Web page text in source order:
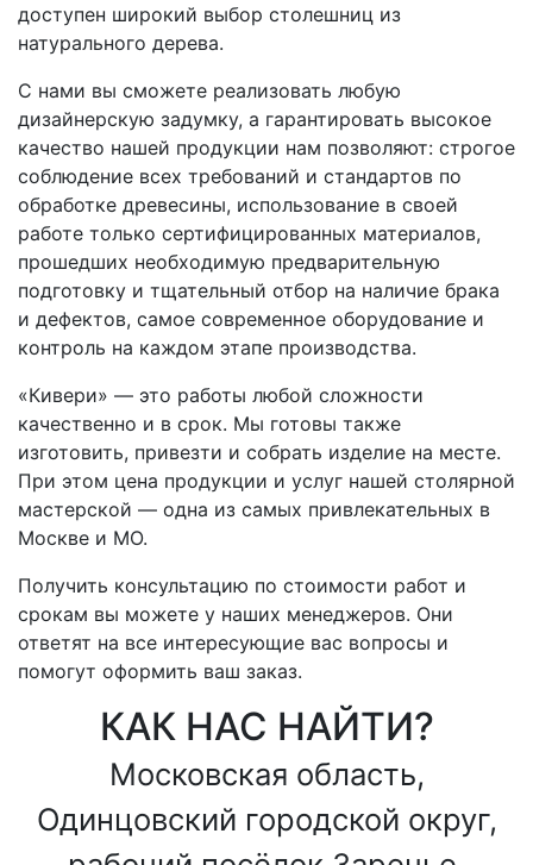
доступен широкий выбор столешниц из
натурального дерева.
С нами вы сможете реализовать любую
дизайнерскую задумку, а гарантировать высокое
качество нашей продукции нам позволяют: строгое
соблюдение всех требований и стандартов по
обработке древесины, использование в своей
работе только сертифицированных материалов,
прошедших необходимую предварительную
подготовку и тщательный отбор на наличие брака
и дефектов, самое современное оборудование и
контроль на каждом этапе производства.
«Кивери» — это работы любой сложности
качественно и в срок. Мы готовы также
изготовить, привезти и собрать изделие на месте.
При этом цена продукции и услуг нашей столярной
мастерской — одна из самых привлекательных в
Москве и МО.
Получить консультацию по стоимости работ и
срокам вы можете у наших менеджеров. Они
ответят на все интересующие вас вопросы и
помогут оформить ваш заказ.
КАК НАС НАЙТИ?
Московская область,
Одинцовский городской округ,